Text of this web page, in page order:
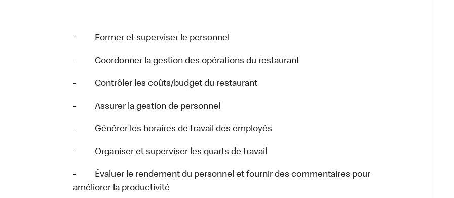
- Former et superviser le personnel
- Coordonner la gestion des opérations du restaurant
- Contrôler les coûts/budget du restaurant
- Assurer la gestion de personnel
- Générer les horaires de travail des employés
- Organiser et superviser les quarts de travail
- Évaluer le rendement du personnel et fournir des commentaires pour
améliorer la productivité